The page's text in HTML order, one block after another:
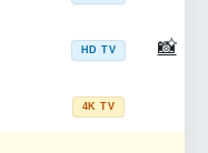
HD TV 📸
4K TV